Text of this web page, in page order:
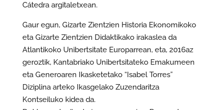
Cátedra argitaletxean.
Gaur egun, Gizarte Zientzien Historia Ekonomikoko
eta Gizarte Zientzien Didaktikako irakaslea da
Atlantikoko Unibertsitate Europarrean, eta, 2016az
geroztik, Kantabriako Unibertsitateko Emakumeen
eta Generoaren Ikasketetako “Isabel Torres”
Diziplina arteko Ikasgelako Zuzendaritza
Kontseiluko kidea da.